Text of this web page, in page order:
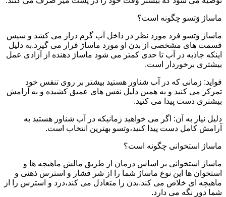
ماساژ وَتسو چگونه است؟
ماساژ وَتسو فرد مورد نظر در داخل آب گرم دراز می کشد و سپس
قسمت های مشخصی از بدن او مورد ماساژ قرار می گیرد.به دلیل
اینکه جاذبه در آب تا حدی کمتر می شود ماساژ دهنده از آزادی عمل
بیشتری برخوردار است.
فواید: زمانی که در آب شناور هستید بیشتر بر روی تنفس خود
تمرکز می کنید و به همین دلیل نفس های عمیق کشیده و به آرامش
بیشتری دست پیدا می کنید.
دلیل نیاز به آن: اگر می خواهید زمانیکه در آب شناور هستید به
آرامش کامل دست پیدا کنید،وتسو بهترین انتخاب است.
ماساژ استخوانی چگونه است؟
ماساژ استخوانی بر اساس درمان از طریق مالش ماهیچه ها و
استخوان ها این نوع ماساژ شما را از شر فشار و استرس ذهنی و
ماهیچه ای خلاص می کند.بدن را متعادل می کند،درد و استرس را از
شما دور نگه می دارد.